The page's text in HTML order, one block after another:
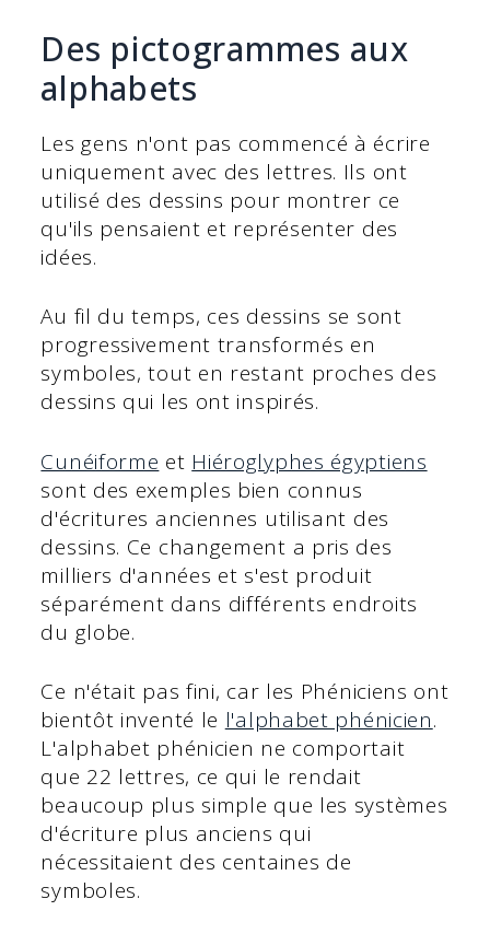
Des pictogrammes aux
alphabets
Les gens n'ont pas commencé à écrire
uniquement avec des lettres. Ils ont
utilisé des dessins pour montrer ce
qu'ils pensaient et représenter des
idées.
Au fil du temps, ces dessins se sont
progressivement transformés en
symboles, tout en restant proches des
dessins qui les ont inspirés.
Cunéiforme et Hiéroglyphes égyptiens
sont des exemples bien connus
d'écritures anciennes utilisant des
dessins. Ce changement a pris des
milliers d'années et s'est produit
séparément dans différents endroits
du globe.
Ce n'était pas fini, car les Phéniciens ont
bientôt inventé le l'alphabet phénicien.
L'alphabet phénicien ne comportait
que 22 lettres, ce qui le rendait
beaucoup plus simple que les systèmes
d'écriture plus anciens qui
nécessitaient des centaines de
symboles.